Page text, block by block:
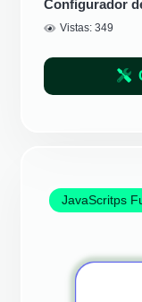
Configurador
Vistas:349
JavaScritps